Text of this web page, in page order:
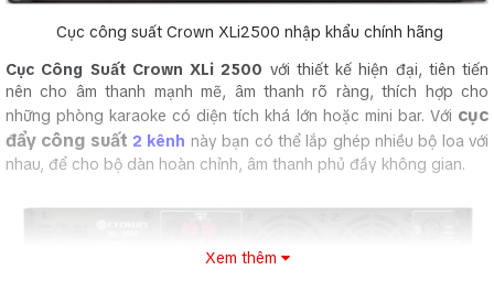
Cục công suất Crown XLi2500 nhập khẩu chính hãng
Cục Công Suất Crown XLi 2500 với thiết kế hiện đại, tiên tiến
nên cho âm thanh mạnh mẽ, âm thanh rõ ràng, thích hợp cho
những phòng karaoke có diện tích khá lớn hoặc mini bar. Với cục
đẩy công suất 2 kênh này bạn có thể lắp ghép nhiều bộ loa với
nhau, để cho bộ dàn hoàn chỉnh, âm thanh phủ đầy không gian.
Xem thêm